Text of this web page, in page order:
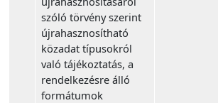
szóló törvény szerint
újrahasznosítható
közadat típusokról
való tájékoztatás, a
rendelkezésre álló
formátumok